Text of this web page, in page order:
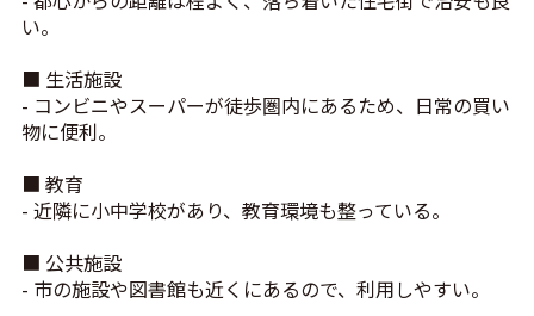
い。
■ 生活施設
- コンビニやスーパーが徒歩圏内にあるため、日常の買い
物に便利。
■ 教育
- 近隣に小中学校があり、教育環境も整っている。
■ 公共施設
- 市の施設や図書館も近くにあるので、利用しやすい。